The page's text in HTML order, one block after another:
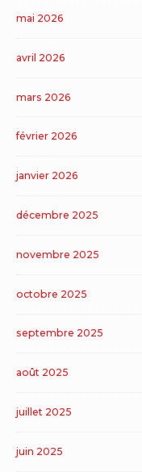
mai 2026
avril 2026
mars 2026
février 2026
janvier 2026
décembre 2025
novembre 2025
octobre 2025
septembre 2025
août 2025
juillet 2025
juin 2025